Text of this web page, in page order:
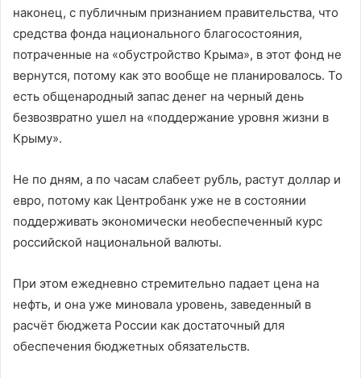
наконец, с публичным признанием правительства, что
средства фонда национального благосостояния,
потраченные на «обустройство Крыма», в этот фонд не
вернутся, потому как это вообще не планировалось. То
есть общенародный запас денег на черный день
безвозвратно ушел на «поддержание уровня жизни в
Крыму».
Не по дням, а по часам слабеет рубль, растут доллар и
евро, потому как Центробанк уже не в состоянии
поддерживать экономически необеспеченный курс
российской национальной валюты.
При этом ежедневно стремительно падает цена на
нефть, и она уже миновала уровень, заведенный в
расчёт бюджета России как достаточный для
обеспечения бюджетных обязательств.